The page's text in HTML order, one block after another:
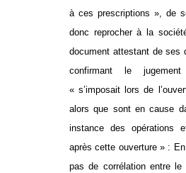
à ces prescriptions », de
donc reprocher à la
document attestant de ses
confirmant le
« s’imposait lors de
alors que sont en cause
instance des opérations
après cette ouverture » :
pas de corrélation entre le